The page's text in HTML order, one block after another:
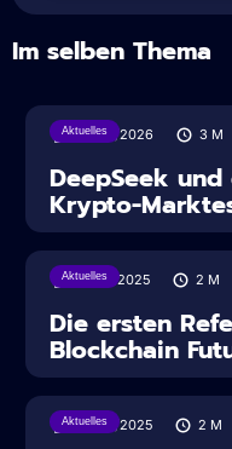
Im selben Thema
Aktuelles
30/07/2026 3 M
DeepSeek
Krypto-
Aktuelles
12/08/2025 2 M
Die ersten
Blockchain
Aktuelles
30/07/2025 2 M